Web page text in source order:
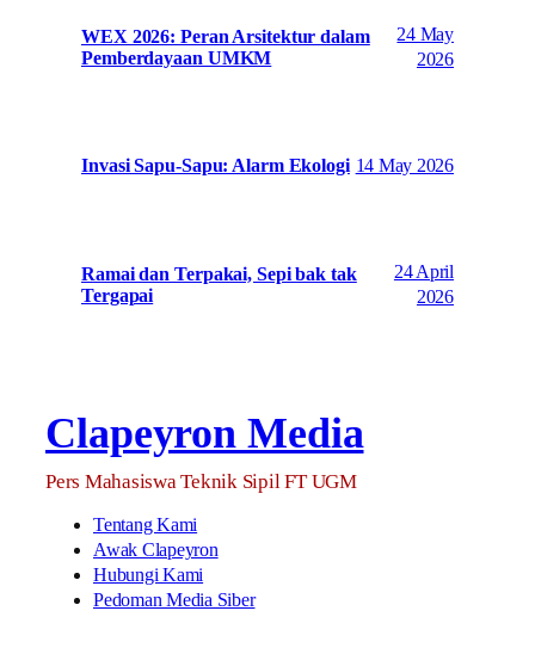
WEX 2026: Peran Arsitektur dalam
Pemberdayaan UMKM
24 May
2026
Invasi Sapu-Sapu: Alarm Ekologi 14 May 2026
Ramai dan Terpakai, Sepi bak tak
Tergapai
24 April
2026
Clapeyron Media
Pers Mahasiswa Teknik Sipil FT UGM
Tentang Kami
Awak Clapeyron
Hubungi Kami
Pedoman Media Siber